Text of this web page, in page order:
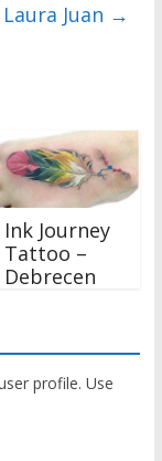
Juan →
Ink Journey
Tattoo –
Debrecen
profile. Use